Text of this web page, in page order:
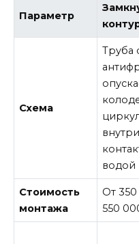
Параметр
Схема
Труба
водой
Стоимость
монтажа
От
550